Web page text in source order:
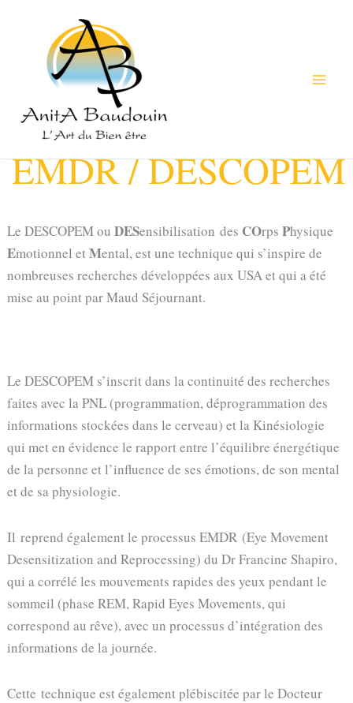
EMDR / DESCOPEM
LeDESCOPEMouDESensibilisation des COrpsPhysique
Emotionnel etMental, est une technique qui s’inspire de
nombreuses recherches développées aux USA et qui a été
mise au point par Maud Séjournant.
Le DESCOPEM s’inscrit dans la continuité des recherches
faites avec la PNL (programmation, déprogrammation des
informations stockées dans le cerveau) et la Kinésiologie
qui met en évidence le rapport entre l’équilibre énergétique
de la personne et l’influence de ses émotions, de son mental
et de sa physiologie.
Il reprend également le processusEMDR (Eye Movement
Desensitization and Reprocessing) du Dr Francine Shapiro,
qui a corrélé les mouvements rapides des yeux pendant le
sommeil (phase REM, Rapid Eyes Movements, qui
correspond au rêve), avec un processus d’intégration des
informations de la journée.
Cette technique est également plébiscitée par le Docteur